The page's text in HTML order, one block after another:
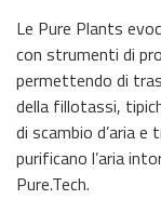
Le Pure Plants
con strumenti di
permettendo di
della fillotassi,
di scambio d’aria
purificano l’aria
Pure.Tech.